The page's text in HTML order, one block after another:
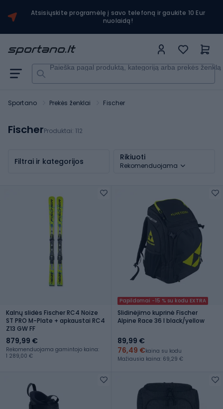
Atsisiųskite programėlę į savo telefoną ir gaukite 10 Eur
nuolaidą!
Paieška pagal produktą, kategoriją arba prekės ženklą
Sportano Prekės ženklai Fischer
FischerProduktai: 112
Filtrai ir kategorijos Rikiuoti
Rekomenduojama
Kalnų slidės Fischer RC4 Noize
ST PRO M-Plate + apkaustai RC4
Z13 GW FF
879,99 €
Rekomenduojama gamintojo kaina:
1 289,00 €
Papildomai -15 % su kodu EXTRA
Slidinėjimo kuprinė Fischer
Alpine Race 36 l black/yellow
89,99 €
76,49 €kaina su kodu
Mažiausia kaina: 69,29 €